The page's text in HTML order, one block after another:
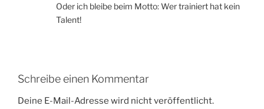
Oder ich bleibe beim Motto: Wer trainiert hat kein
Talent!
Schreibe einen Kommentar
Deine E-Mail-Adresse wird nicht veröffentlicht.